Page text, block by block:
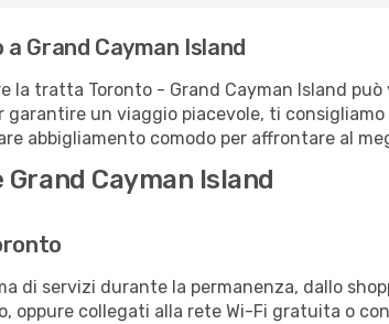
Grand Cayman Island
la tratta Toronto - Grand Cayman Island
garantire un viaggio piacevole, ti
abbigliamento comodo per affrontare al
Cayman Island
di servizi durante la permanenza, dallo
oppure collegati alla rete Wi-Fi gratuita o